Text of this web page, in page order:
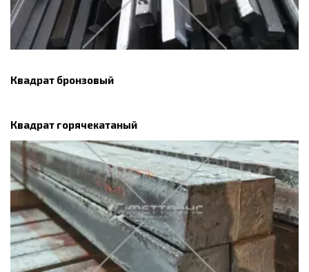
Квадрат бронзовый
Квадрат горячекатаный